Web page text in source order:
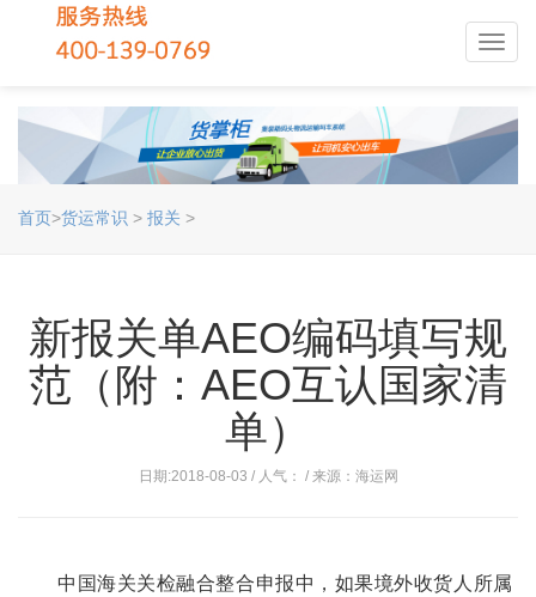
首页>货运常识 > 报关 >
新报关单AEO编码填写规
范（附：AEO互认国家清
单）
日期:2018-08-03 / 人气： / 来源：海运网
中国海关关检融合整合申报中，如果境外收货人所属